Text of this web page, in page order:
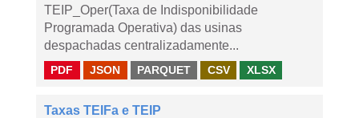
TEIP_Oper(Taxa de Indisponibilidade
Programada Operativa) das usinas
despachadas centralizadamente...
PDF JSON PARQUET CSV XLSX
Taxas TEIFa e TEIP